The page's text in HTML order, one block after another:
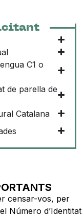
C1 o
de parella de
Catalana
censar-vos, per
Número d’Identitat